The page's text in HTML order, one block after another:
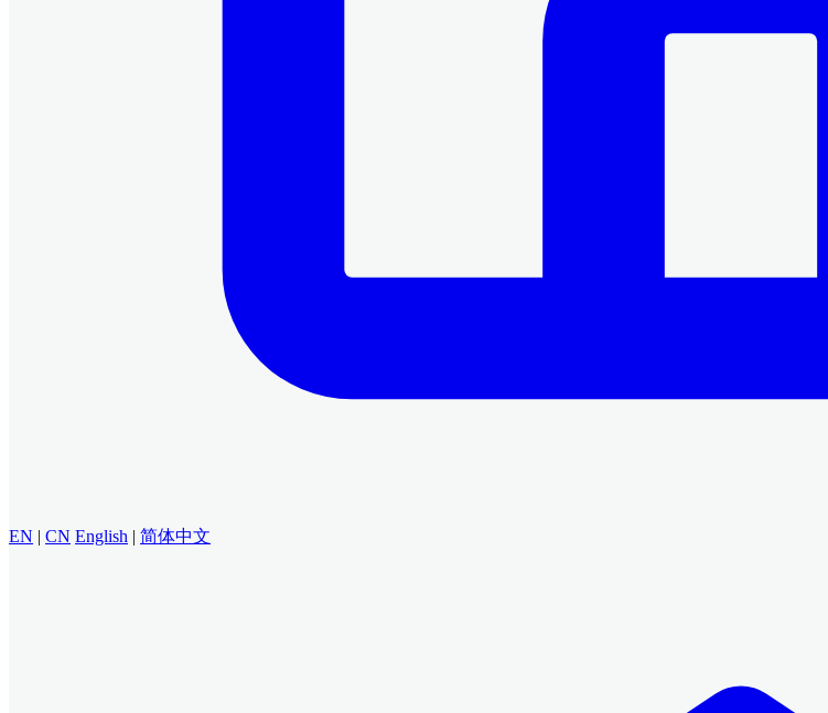
EN | CN English | 简体中文